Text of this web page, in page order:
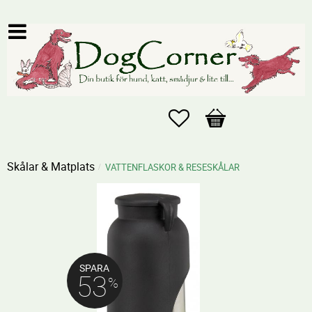
Favoriter
Kundvagn
Skålar & Matplats VATTENFLASKOR & RESESKÅLAR
SPARA
53%